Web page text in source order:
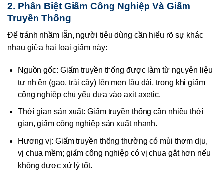
2. Phân Biệt Giấm Công Nghiệp Và Giấm
Truyền Thống
Để tránh nhầm lẫn, người tiêu dùng cần hiểu rõ sự khác
nhau giữa hai loại giấm này:
Nguồn gốc: Giấm truyền thống được làm từ nguyên liệu
tự nhiên (gạo, trái cây) lên men lâu dài, trong khi giấm
công nghiệp chủ yếu dựa vào axit axetic.
Thời gian sản xuất: Giấm truyền thống cần nhiều thời
gian, giấm công nghiệp sản xuất nhanh.
Hương vị: Giấm truyền thống thường có mùi thơm dịu,
vị chua mềm; giấm công nghiệp có vị chua gắt hơn nếu
không được xử lý tốt.